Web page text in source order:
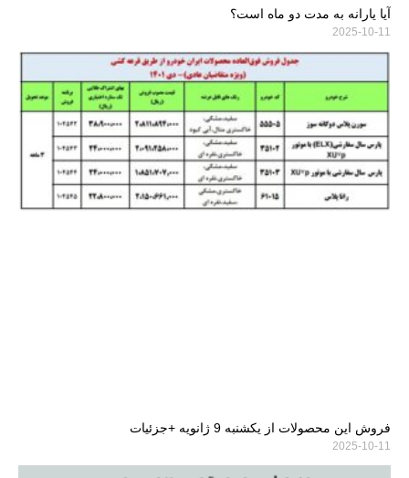
آیا یارانه به مدت دو ماه است؟
2025-10-11
فروش این محصولات از یکشنبه 9 ژانویه +جزئیات
2025-10-11